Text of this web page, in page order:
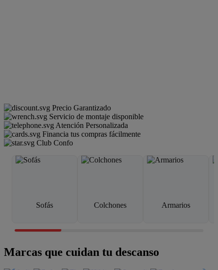
Precio Garantizado
Servicio de montaje disponible
Atención Personalizada
Financia tus compras fácilmente
Club Confo
Sofás Colchones Armarios
Marcas que cuidan tu descanso